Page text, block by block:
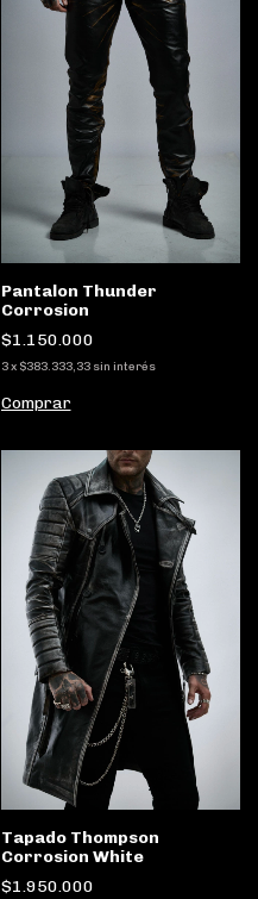
Pantalon Thunder
Corrosion
$1.150.000
3 x $383.333,33 sin interés
Comprar
Tapado Thompson
Corrosion White
$1.950.000